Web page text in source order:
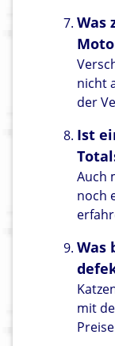
Was
nicht
der
Ist
Auch
noch
Was
mit